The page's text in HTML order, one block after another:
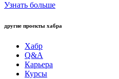
Узнать больше
другие проекты хабра
Хабр
Q&A
Карьера
Курсы